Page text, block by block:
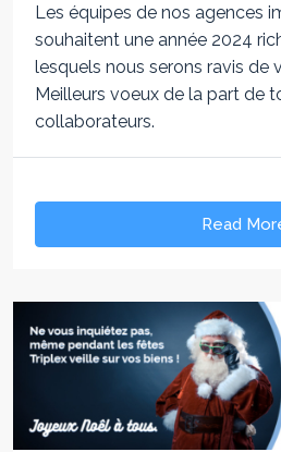
Les équipes de nos agences
souhaitent une année 2024
lesquels nous serons ravis de
Meilleurs voeux de la part de
collaborateurs.
Read